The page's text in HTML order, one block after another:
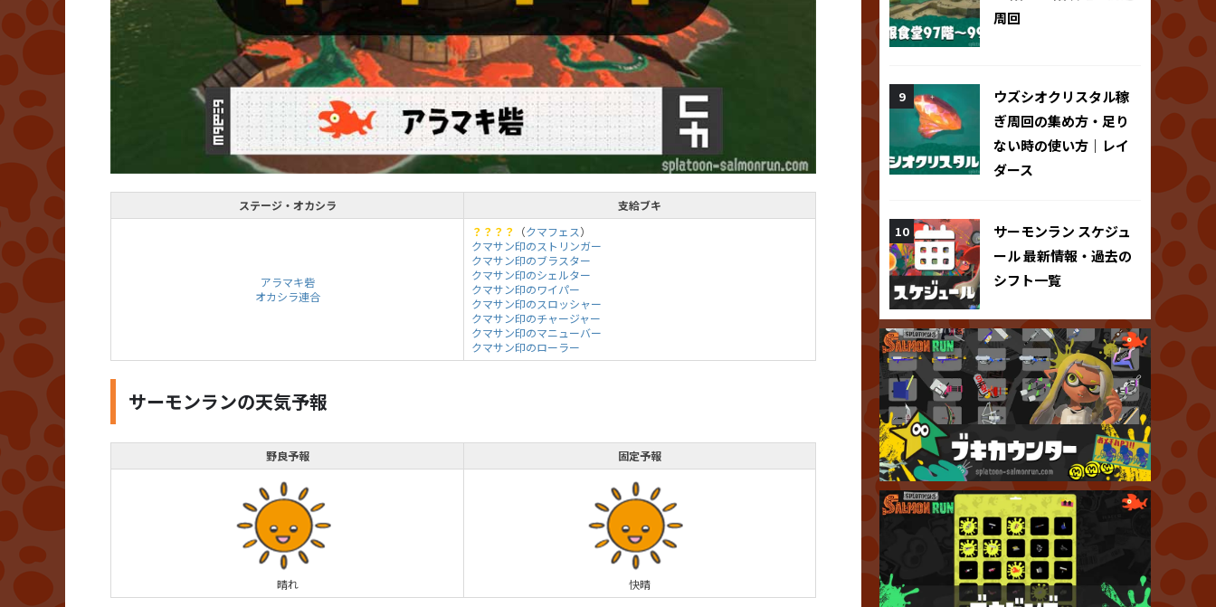
ステージ・オカシラ 支給ブキ
アラマキ砦
オカシラ連合
？？？？ （クマフェス）
クマサン印のストリンガー
クマサン印のブラスター
クマサン印のシェルター
クマサン印のワイパー
クマサン印のスロッシャー
クマサン印のチャージャー
クマサン印のマニューバー
クマサン印のローラー
サーモンランの天気予報
野良予報 固定予報
晴れ 快晴
周回
ウズシオクリスタル稼
ぎ周回の集め方・足り
ない時の使い方｜レイ
ダース
サーモンラン スケジュ
ール 最新情報・過去の
シフト一覧